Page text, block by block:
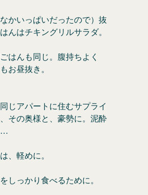
かいっぱいだったので）抜
んはチキングリルサラダ。
はんも同じ。腹持ちよく
お昼抜き。
じアパートに住むサプライ
その奥様と、豪勢に。泥酔
…
、軽めに。
しっかり食べるために。